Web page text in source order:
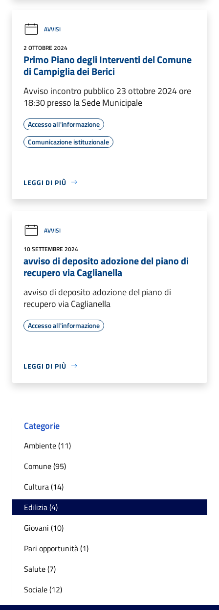
AVVISI
2 OTTOBRE 2024
Primo Piano degli Interventi del Comune
di Campiglia dei Berici
Avviso incontro pubblico 23 ottobre 2024 ore
18:30 presso la Sede Municipale
Accesso all'informazione
Comunicazione istituzionale
LEGGI DI PIÙ
AVVISI
10 SETTEMBRE 2024
avviso di deposito adozione del piano di
recupero via Caglianella
avviso di deposito adozione del piano di
recupero via Caglianella
Accesso all'informazione
LEGGI DI PIÙ
Categorie
Ambiente (11)
Comune (95)
Cultura (14)
Edilizia (4)
Giovani (10)
Pari opportunità (1)
Salute (7)
Sociale (12)